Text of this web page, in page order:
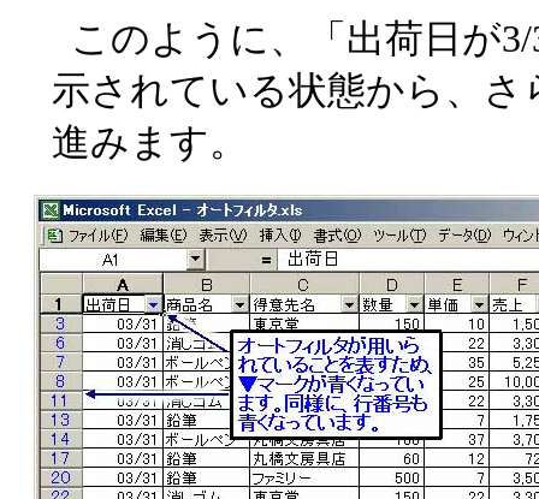
このように、「出荷日が
示されている状態から、
進みます。